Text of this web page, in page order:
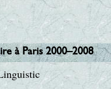
à Paris 2000–2008